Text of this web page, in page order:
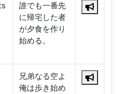
誰でも一番先
に帰宅した者
が夕食を作り
始める。
兄弟なる空よ
俺は歩き始め